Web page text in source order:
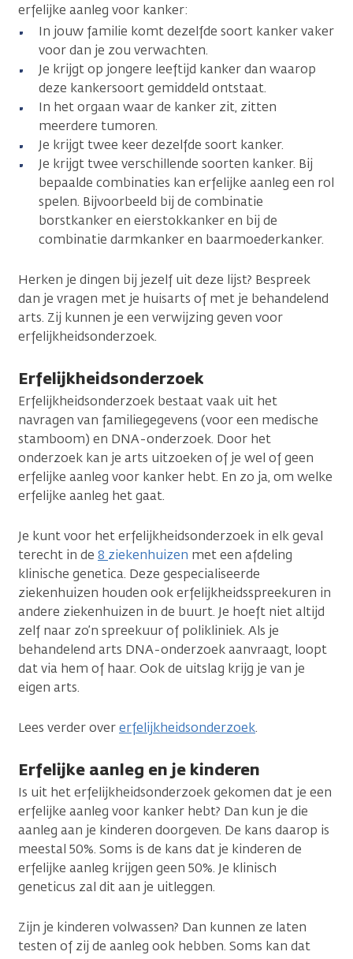
erfelijke aanleg voor kanker:
In jouw familie komt dezelfde soort kanker vaker
voor dan je zou verwachten.
Je krijgt op jongere leeftijd kanker dan waarop
deze kankersoort gemiddeld ontstaat.
In het orgaan waar de kanker zit, zitten
meerdere tumoren.
Je krijgt twee keer dezelfde soort kanker.
Je krijgt twee verschillende soorten kanker. Bij
bepaalde combinaties kan erfelijke aanleg een rol
spelen. Bijvoorbeeld bij de combinatie
borstkanker en eierstokkanker en bij de
combinatie darmkanker en baarmoederkanker.
Herken je dingen bij jezelf uit deze lijst? Bespreek
dan je vragen met je huisarts of met je behandelend
arts. Zij kunnen je een verwijzing geven voor
erfelijkheidsonderzoek.
Erfelijkheidsonderzoek
Erfelijkheidsonderzoek bestaat vaak uit het
navragen van familiegegevens (voor een medische
stamboom) en DNA-onderzoek. Door het
onderzoek kan je arts uitzoeken of je wel of geen
erfelijke aanleg voor kanker hebt. En zo ja, om welke
erfelijke aanleg het gaat.
Je kunt voor het erfelijkheidsonderzoek in elk geval
terecht in de 8 ziekenhuizen met een afdeling
klinische genetica. Deze gespecialiseerde
ziekenhuizen houden ook erfelijkheidsspreekuren in
andere ziekenhuizen in de buurt. Je hoeft niet altijd
zelf naar zo’n spreekuur of polikliniek. Als je
behandelend arts DNA-onderzoek aanvraagt, loopt
dat via hem of haar. Ook de uitslag krijg je van je
eigen arts.
Lees verder overerfelijkheidsonderzoek.
Erfelijke aanleg en je kinderen
Is uit het erfelijkheidsonderzoek gekomen dat je een
erfelijke aanleg voor kanker hebt? Dan kun je die
aanleg aan je kinderen doorgeven. De kans daarop is
meestal 50%. Soms is de kans dat je kinderen de
erfelijke aanleg krijgen geen 50%. Je klinisch
geneticus zal dit aan je uitleggen.
Zijn je kinderen volwassen? Dan kunnen ze laten
testen of zij de aanleg ook hebben. Soms kan dat